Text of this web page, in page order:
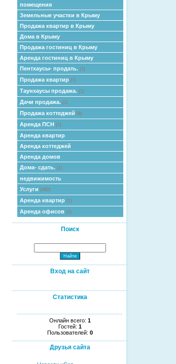
помещения
Земельные участки в Крыму
Продажа квартир в Крыму
Дома в Крыму
Продажа гостиниц в Крыму
Аренда гостиниц в Крыму
Пентхаусы- продать. (1)
Продажа квартир (7)
Таунхаусы продажа. (1)
Дачи продажа. (1)
Продажа коттеджей (8)
Аренда ПСН (1)
Аренда квартир
Аренда коттеджей
Аренда домов
Дома- сдать. (1)
недвижимость
Услуги (482)
Аренда квартир (1)
Аренда офисов (2)
Поиск
Вход на сайт
Статистика
Онлайн всего: 1
Гостей: 1
Пользователей: 0
Друзья сайта